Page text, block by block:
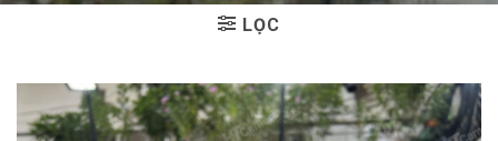
LỌC